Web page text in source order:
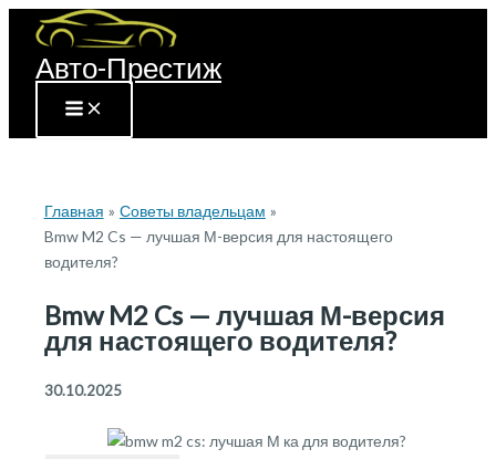
Перейти
содержимому
Авто-Престиж
Главная
Советы владельцам
Bmw M2 Cs — лучшая М-версия для настоящего
водителя?
Bmw M2 Cs — лучшая М-версия
для настоящего водителя?
30.10.2025